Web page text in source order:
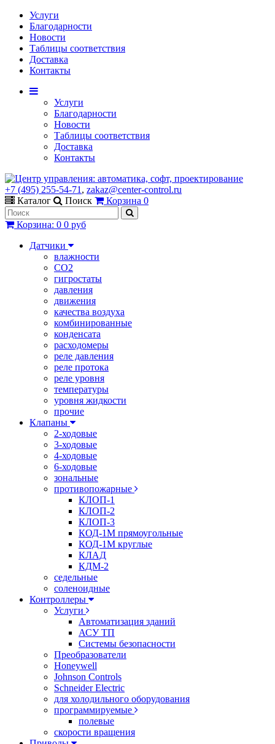
Услуги
Благодарности
Новости
Таблицы соответствия
Доставка
Контакты
Услуги
Благодарности
Новости
Таблицы соответствия
Доставка
Контакты
+7 (495) 255-54-71 , zakaz@center-control.ru
Каталог
Поиск Корзина 0
Корзина: 0 0 руб
Датчики
влажности
CO2
гигростаты
давления
движения
качества воздуха
комбинированные
конденсата
расходомеры
реле давления
реле протока
реле уровня
температуры
уровня жидкости
прочие
Клапаны
2-ходовые
3-ходовые
4-ходовые
6-ходовые
зональные
противопожарные
КЛОП-1
КЛОП-2
КЛОП-3
КОД-1М прямоугольные
КОД-1М круглые
КЛАД
КДМ-2
седельные
соленоидные
Контроллеры
Услуги
Автоматизация зданий
АСУ ТП
Системы безопасности
Преобразователи
Honeywell
Johnson Controls
Schneider Electric
для холодильного оборудования
программируемые
полевые
скорости вращения